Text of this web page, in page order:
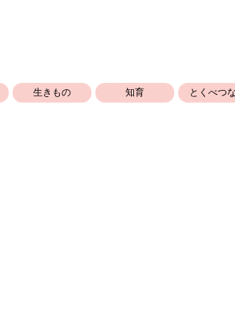
生きもの 知育 とくべつ